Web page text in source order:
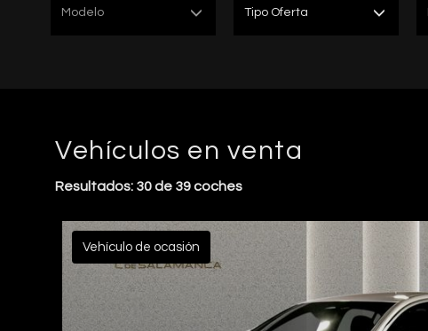
Modelo Tipo Oferta
Vehículos en venta
Resultados: 30 de 39 coches
Vehículo de ocasión